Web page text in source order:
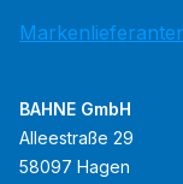
BAHNE GmbH
Alleestraße 29
58097 Hagen